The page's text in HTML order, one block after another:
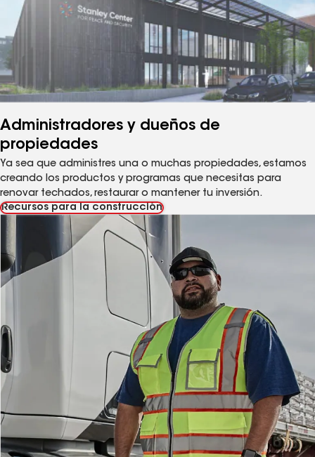
Administradores y dueños de
propiedades
Ya sea que administres una o muchas propiedades, estamos
creando los productos y programas que necesitas para
renovar techados, restaurar o mantener tu inversión.
Recursos para la construcción